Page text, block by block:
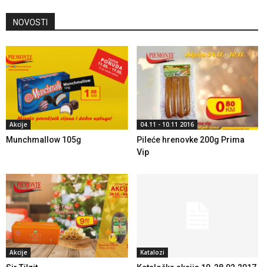
NOVOSTI
Akcije
Munchmallow 105g
04.11 - 10.11 2016
Pileće hrenovke 200g Prima
Vip
Akcije Katalozi